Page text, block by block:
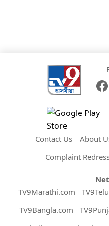
Contact Us About
Complaint
TV9Marathi.com
TV9Bangla.com